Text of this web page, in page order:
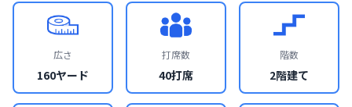
広さ
160ヤード
打席数
40打席
階数
2階建て